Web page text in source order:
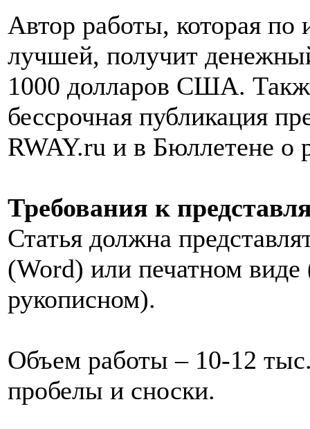
Автор работы, которая по
лучшей, получит
1000 долларов США.
бессрочная публикация
RWAY.ru и в Бюллетене
Требования к
Статья должна
(Word) или печатном виде
рукописном).
Объем работы – 10-12
пробелы и сноски.